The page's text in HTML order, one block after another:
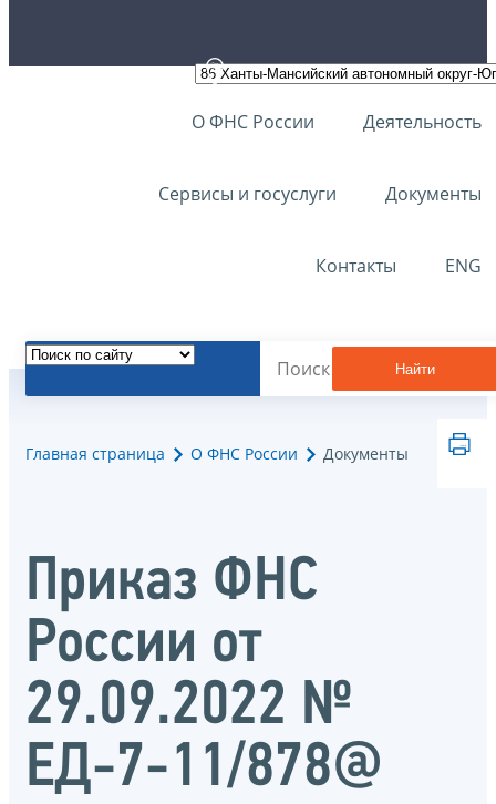
О ФНС России Деятельность
Сервисы и госуслуги Документы
Контакты ENG
Найти
Главная страница О ФНС России Документы
Приказ ФНС
России от
29.09.2022 №
ЕД-7-11/878@